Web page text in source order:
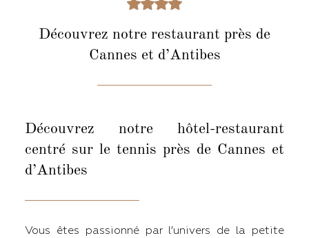
Découvrez notre restaurant près de
Cannes et d’Antibes
Découvrez notre hôtel-restaurant
centré sur le tennis près de Cannes et
d’Antibes
Vous êtes passionné par l’univers de la petite